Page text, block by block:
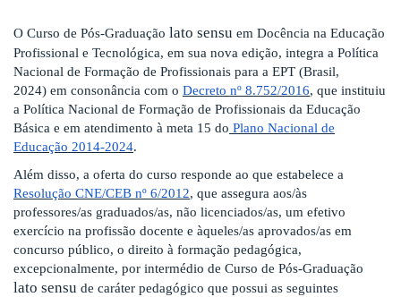
O Curso de Pós-Graduação lato sensu em Docência na Educação
Profissional e Tecnológica, em sua nova edição, integra a Política
Nacional de Formação de Profissionais para a EPT (Brasil,
2024) em consonância com o Decreto nº 8.752/2016, que instituiu
a Política Nacional de Formação de Profissionais da Educação
Básica e em atendimento à meta 15 do Plano Nacional de
Educação 2014-2024.
Além disso, a oferta do curso responde ao que estabelece a
Resolução CNE/CEB nº 6/2012, que assegura aos/às
professores/as graduados/as, não licenciados/as, um efetivo
exercício na profissão docente e àqueles/as aprovados/as em
concurso público, o direito à formação pedagógica,
excepcionalmente, por intermédio de Curso de Pós-Graduação
lato sensu de caráter pedagógico que possui as seguintes